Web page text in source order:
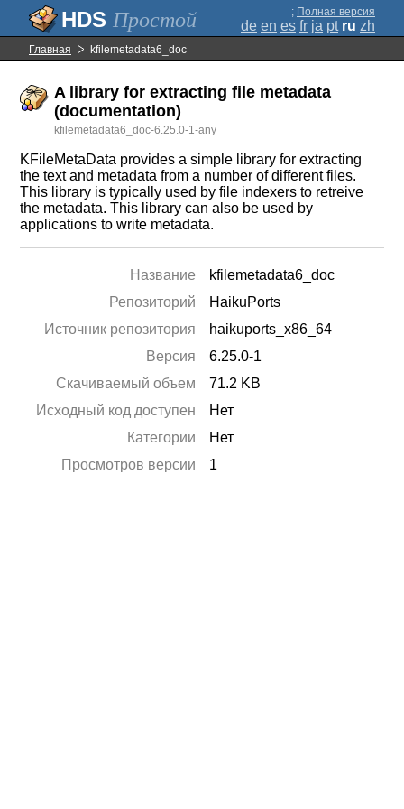
Простой ; Полная версия
de en es fr ja pt ru zh
Главная kfilemetadata6_doc
A library for extracting file metadata
(documentation)
kfilemetadata6_doc-6.25.0-1-any
KFileMetaData provides a simple library for extracting
the text and metadata from a number of different files.
This library is typically used by file indexers to retreive
the metadata. This library can also be used by
applications to write metadata.
Название
kfilemetadata6_doc
Репозиторий
HaikuPorts
Источник репозитория
haikuports_x86_64
Версия
6.25.0-1
Скачиваемый объем
71.2 KB
Исходный код доступен
Нет
Категории
Нет
Просмотров версии
1